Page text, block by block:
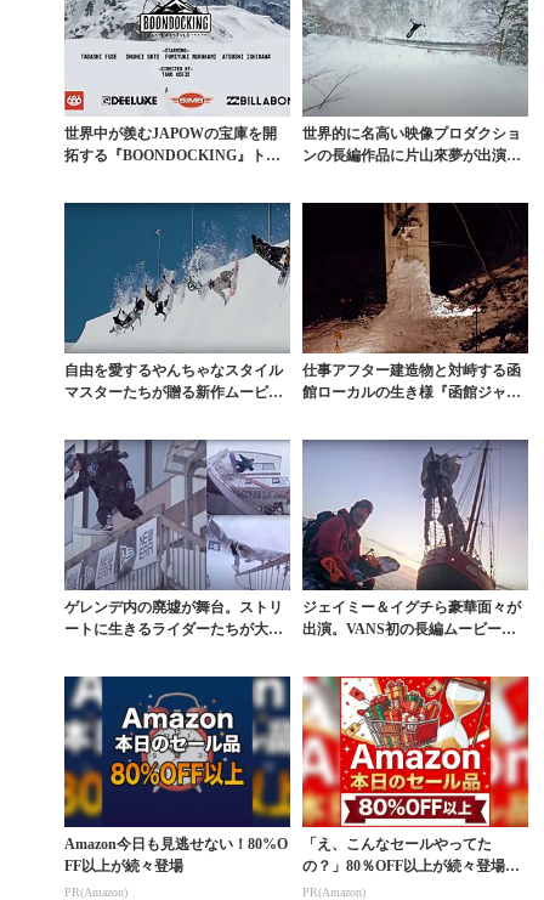
世界中が羨むJAPOWの宝庫を開
拓する『BOONDOCKING』トレ
世界的に名高い映像プロダクショ
ンの長編作品に片山來夢が出演。
自由を愛するやんちゃなスタイル
マスターたちが贈る新作ムービー
仕事アフター建造物と対峙する函
館ローカルの生き様『函館ジャパ
ゲレンデ内の廃墟が舞台。ストリ
ートに生きるライダーたちが大暴
ジェイミー＆イグチら豪華面々が
出演。VANS初の長編ムービー予
Amazon今日も見逃せない！80%O
FF以上が続々登場
PR(Amazon)
「え、こんなセールやってた
の？」80％OFF以上が続々登場！
Amazonの本気が...
PR(Amazon)